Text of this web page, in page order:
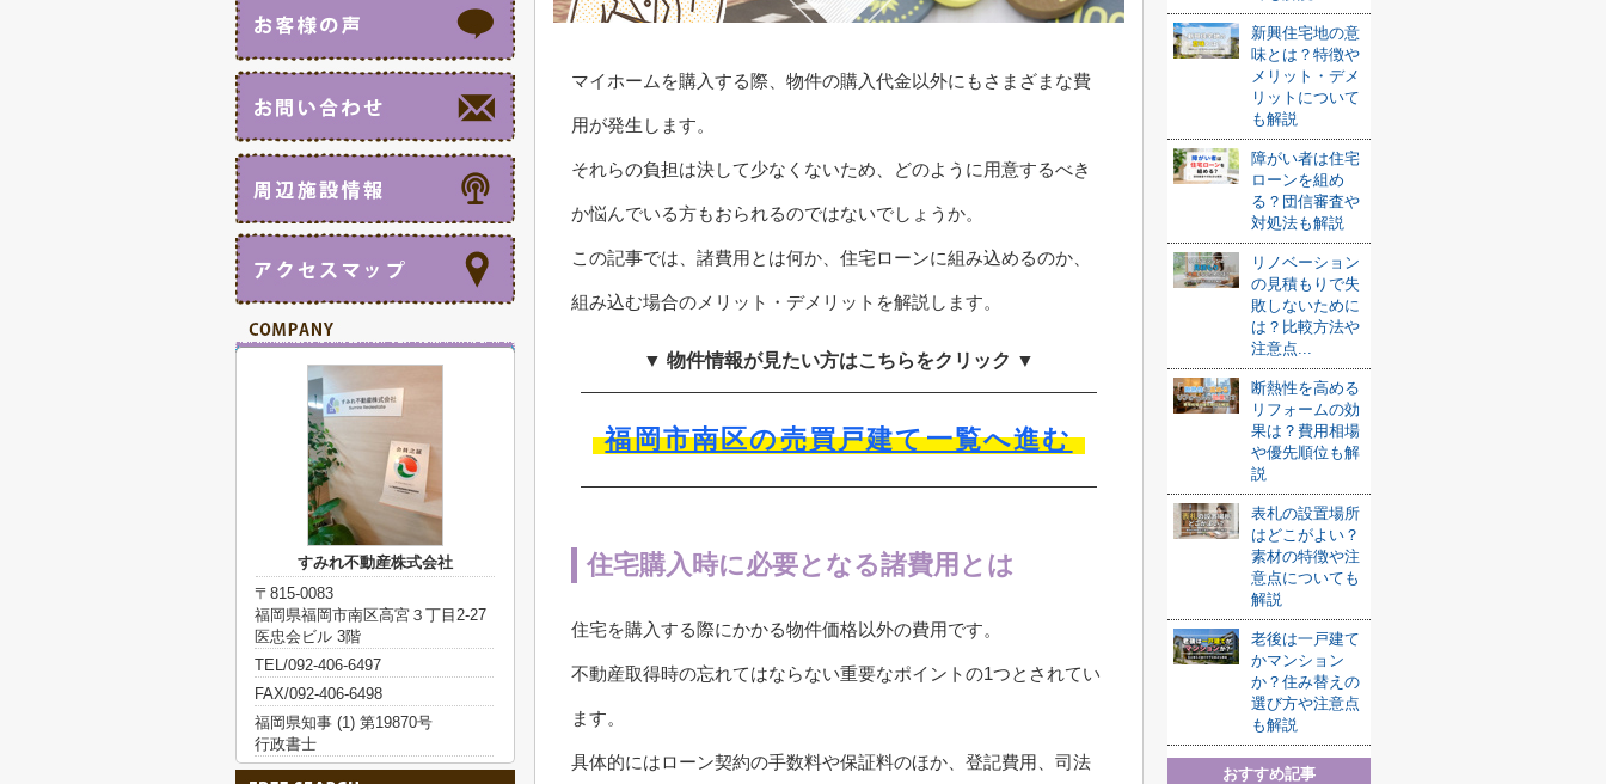
マイホームを購入する際、物件の購入代金以外にもさまざまな費
用が発生します。
それらの負担は決して少なくないため、どのように用意するべき
か悩んでいる方もおられるのではないでしょうか。
この記事では、諸費用とは何か、住宅ローンに組み込めるのか、
組み込む場合のメリット・デメリットを解説します。
▼ 物件情報が見たい方はこちらをクリック ▼
福岡市南区の売買戸建て一覧へ進む
住宅購入時に必要となる諸費用とは
住宅を購入する際にかかる物件価格以外の費用です。
不動産取得時の忘れてはならない重要なポイントの1つとされてい
ます。
具体的にはローン契約の手数料や保証料のほか、登記費用、司法
新興住宅地の意
味とは？特徴や
メリット・デメ
リットについて
も解説
障がい者は住宅
ローンを組め
る？団信審査や
対処法も解説
リノベーション
の見積もりで失
敗しないために
は？比較方法や
注意点...
断熱性を高める
リフォームの効
果は？費用相場
や優先順位も解
説
表札の設置場所
はどこがよい？
素材の特徴や注
意点についても
解説
老後は一戸建て
かマンション
か？住み替えの
選び方や注意点
も解説
おすすめ記事
すみれ不動産株式会社
〒815-0083
福岡県福岡市南区高宮３丁目2-27
医忠会ビル 3階
TEL/092-406-6497
FAX/092-406-6498
福岡県知事 (1) 第19870号
行政書士